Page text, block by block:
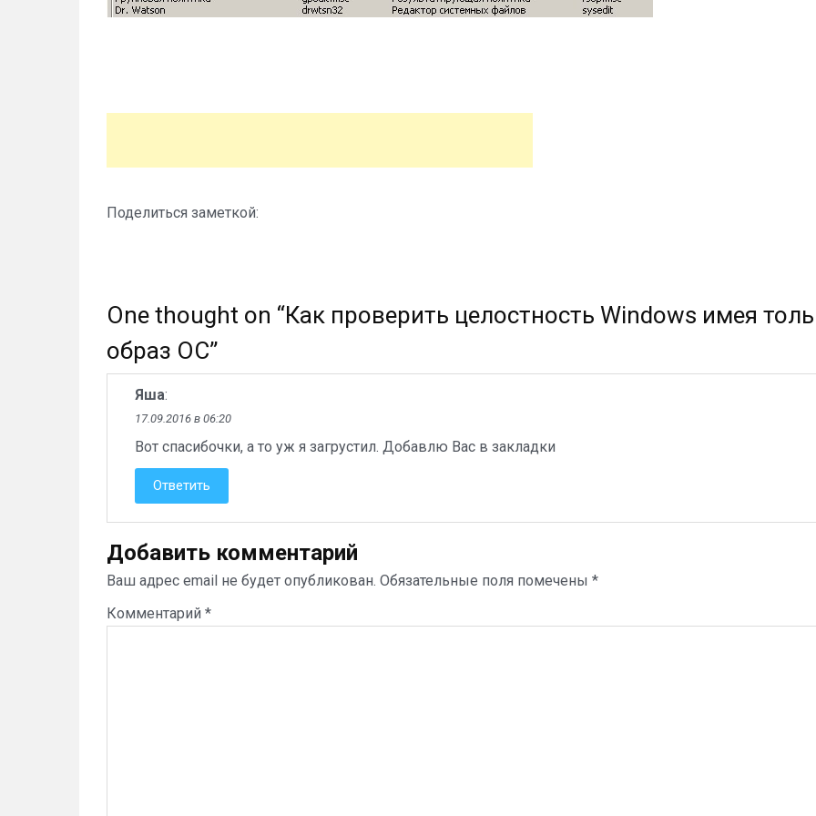
Поделиться заметкой:
One thought on “Как проверить целостность Windows имея
образ ОС”
Яша:
17.09.2016 в 06:20
Вот спасибочки, а то уж я загрустил. Добавлю Вас в закладки
Ответить
Добавить комментарий
Ваш адрес email не будет опубликован. Обязательные поля помечены *
Комментарий *